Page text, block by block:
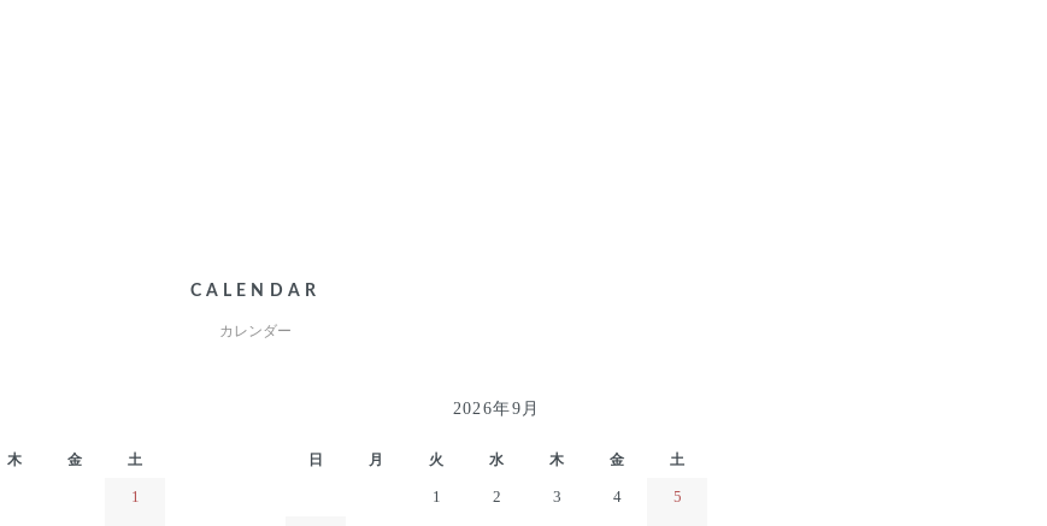
CALENDAR
カレンダー
木 金 土
1
2026年9月
日 月 火 水 木 金 土
1 2 3 4 5